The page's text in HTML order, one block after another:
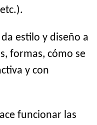
estilo y diseño a
formas, cómo se
y con
funcionar las